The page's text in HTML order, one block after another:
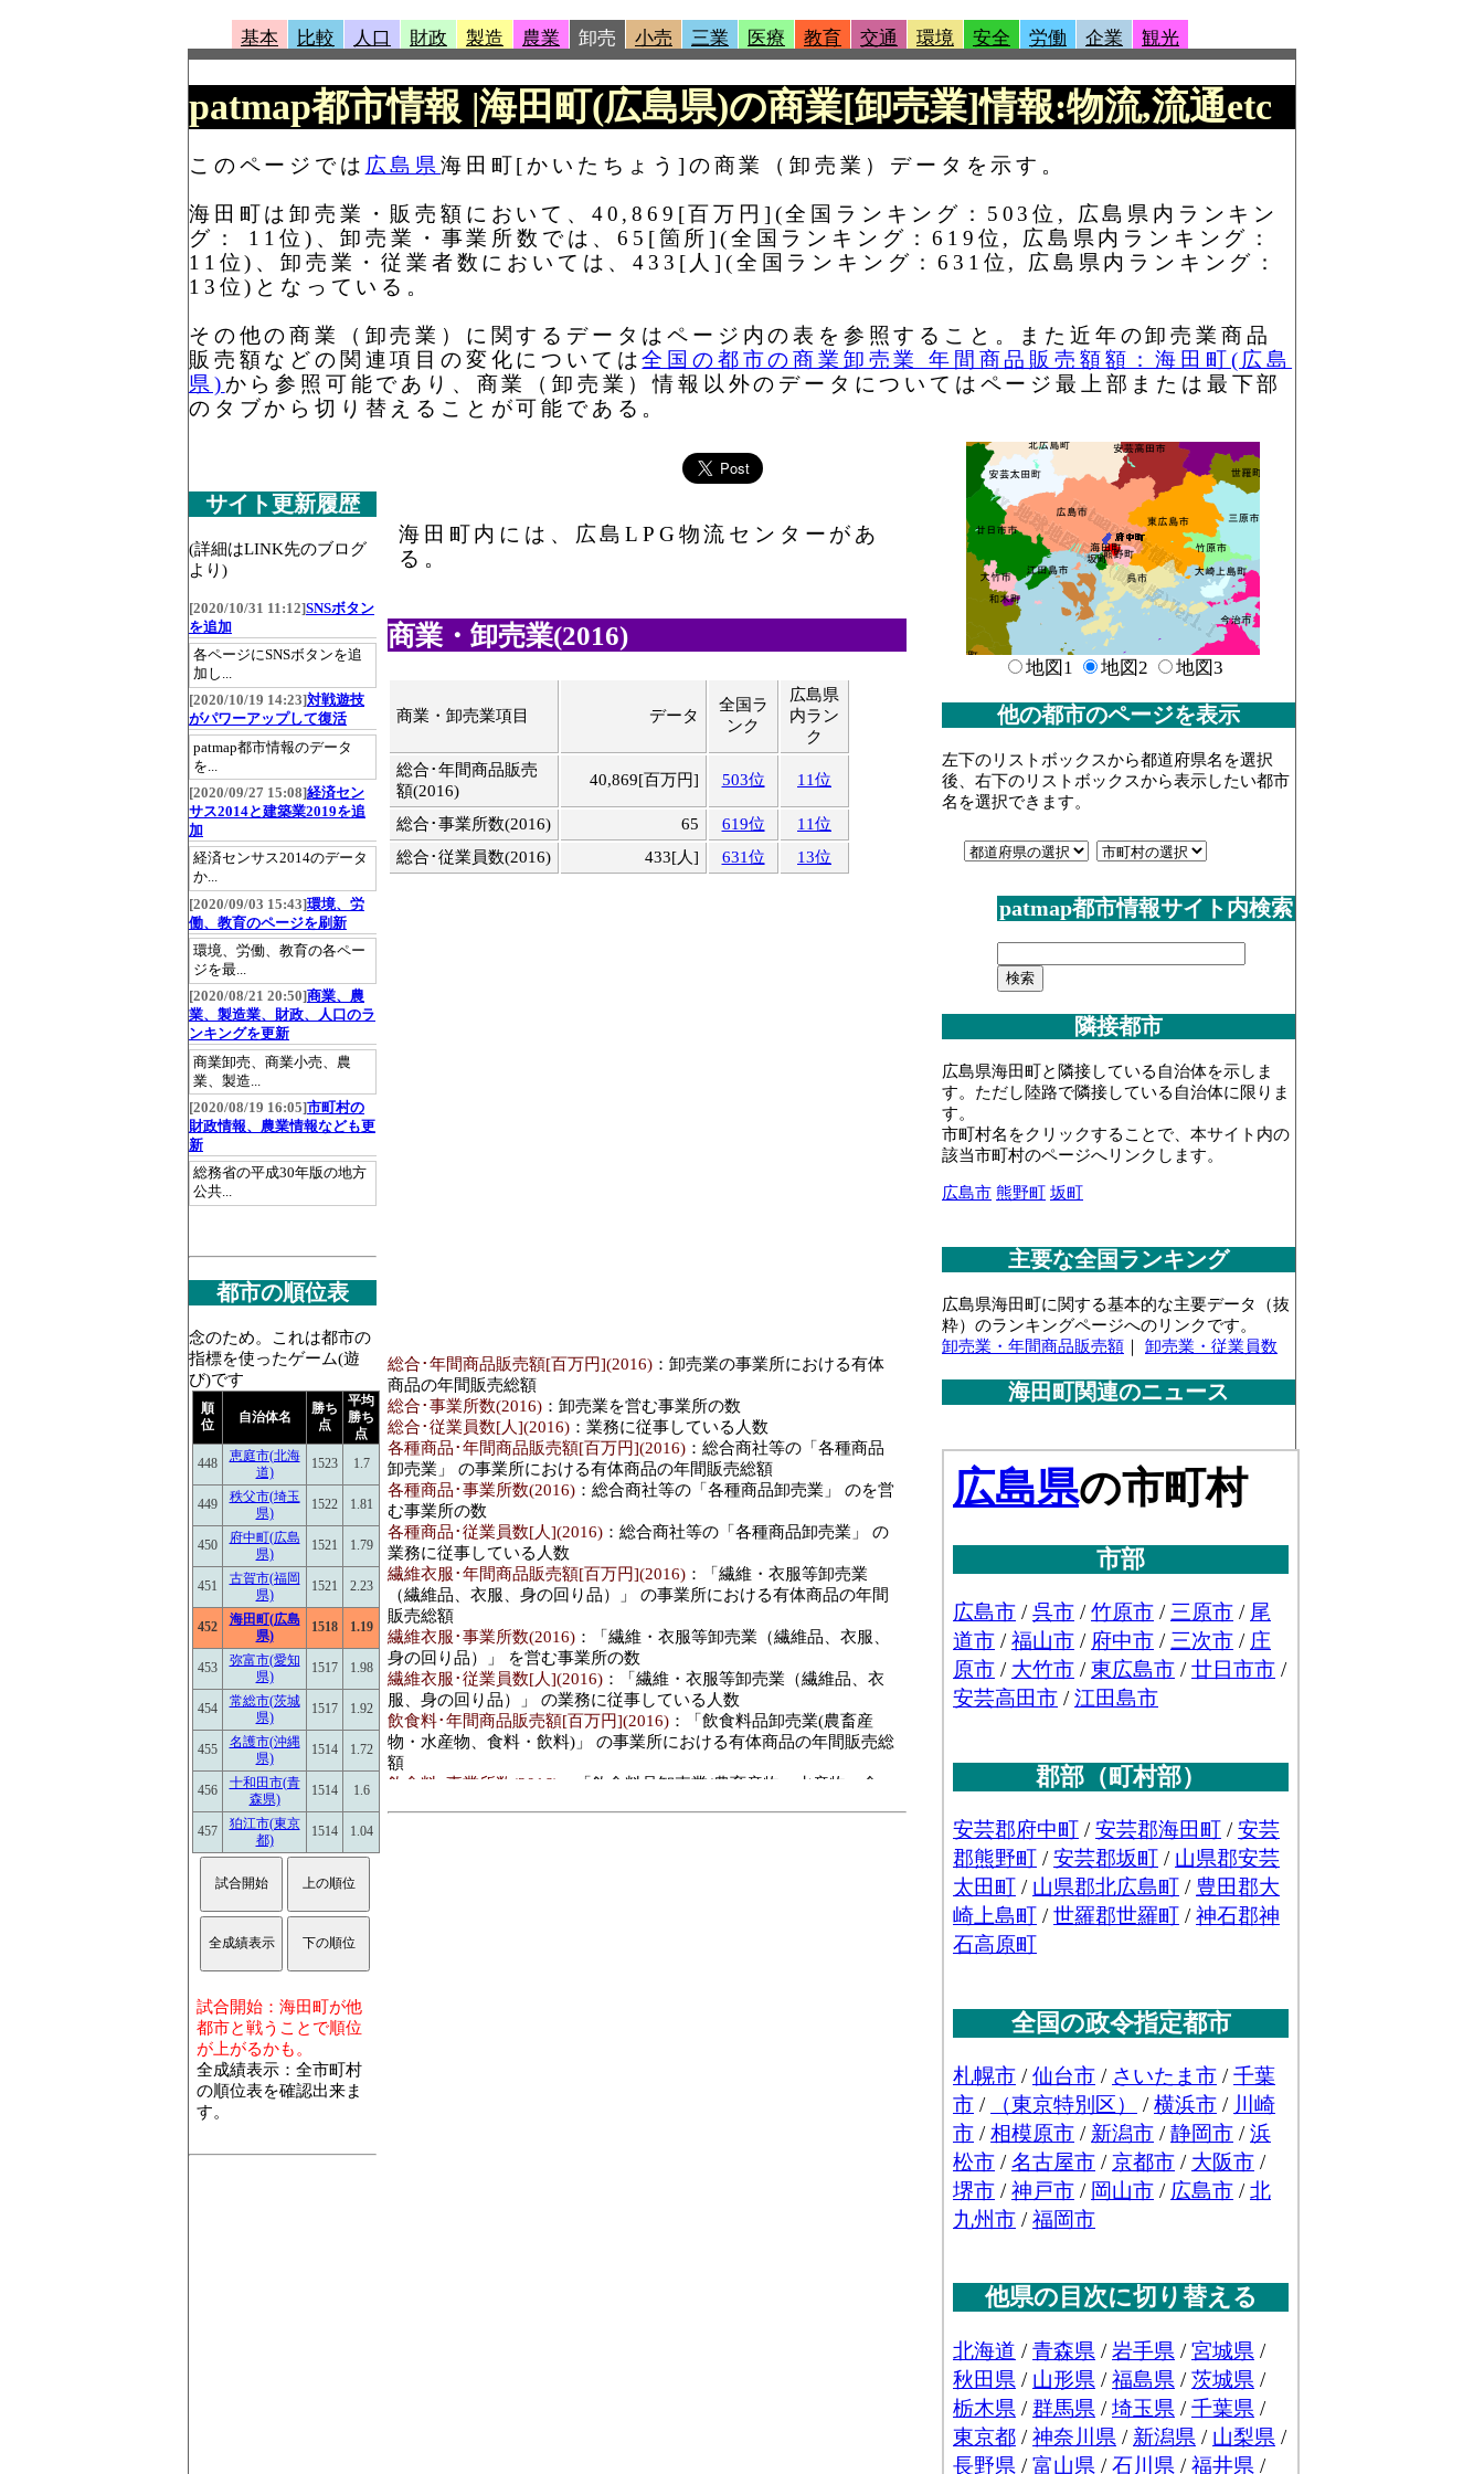
基本 比較 人口 財政 製造 農業 卸売 小売 三業 医療 教育 交通 環境 安全 労働 企業 観光
patmap都市情報 |海田町(広島県)の商業[卸売業]情報:物流,流通etc
このページでは 広島県海田町[かいたちょう]の商業（卸売業）データを示す。
海田町は卸売業・販売額において、40,869[百万円](全国ランキング：503位, 広島県内ランキン
グ： 11位)、卸売業・事業所数では、65[箇所](全国ランキング：619位, 広島県内ランキング：
11位)、卸売業・従業者数においては、433[人](全国ランキング：631位, 広島県内ランキング：
13位)となっている。
その他の商業（卸売業）に関するデータはページ内の表を参照すること。また近年の卸売業商品
販売額などの関連項目の変化については全国の都市の商業卸売業 年間商品販売額額：海田町(広島
県) から参照可能であり、商業（卸売業）情報以外のデータについてはページ最上部または最下部
のタブから切り替えることが可能である。
海田町内には、広島LPG物流センターがあ
る。
商業・卸売業(2016)
商業・卸売業項目 データ
全国ラ
ンク
広島県
内ラン
ク
総合･年間商品販売
額(2016)
40,869[百万円] 503位 11位
総合･事業所数(2016) 65 619位
11位
総合･従業員数(2016)
433[人] 631位 13位
総合･年間商品販売額[百万円](2016) ：卸売業の事業所における有体
商品の年間販売総額
総合･事業所数(2016) ：卸売業を営む事業所の数
総合･従業員数[人](2016) ：業務に従事している人数
各種商品･年間商品販売額[百万円](2016) ：総合商社等の「各種商品
卸売業」 の事業所における有体商品の年間販売総額
各種商品･事業所数(2016) ：総合商社等の「各種商品卸売業」 のを営
む事業所の数
各種商品･従業員数[人](2016) ：総合商社等の「各種商品卸売業」 の
業務に従事している人数
繊維衣服･年間商品販売額[百万円](2016) ：「繊維・衣服等卸売業
（繊維品、衣服、身の回り品）」 の事業所における有体商品の年間
販売総額
繊維衣服･事業所数(2016) ：「繊維・衣服等卸売業（繊維品、衣服、
身の回り品）」 を営む事業所の数
繊維衣服･従業員数[人](2016) ：「繊維・衣服等卸売業（繊維品、衣
服、身の回り品）」 の業務に従事している人数
飲食料･年間商品販売額[百万円](2016) ：「飲食料品卸売業(農畜産
物・水産物、食料・飲料)」 の事業所における有体商品の年間販売総
額
飲食料･事業所数(2016)
：「飲食料品卸売業(農畜産物・水産物、食
サイト更新履歴
(詳細はLINK先のブログ
より)
[2020/10/31 11:12]SNSボタン
を追加
各ページにSNSボタンを追
加し...
[2020/10/19 14:23]対戦遊技
がパワーアップして復活
patmap都市情報のデータ
を...
[2020/09/27 15:08]経済セン
サス2014と建築業2019を追
加
経済センサス2014のデータ
か...
[2020/09/03 15:43]環境、労
働、教育のページを刷新
環境、労働、教育の各ペー
ジを最...
[2020/08/21 20:50]商業、農
業、製造業、財政、人口のラ
ンキングを更新
商業卸売、商業小売、農
業、製造...
[2020/08/19 16:05]市町村の
財政情報、農業情報なども更
新
総務省の平成30年版の地方
公共...
都市の順位表
念のため。これは都市の
指標を使ったゲーム(遊
び)です
順
位
自治体名
勝ち
点
平均
勝ち
点
448
恵庭市(北海
道)
1523 1.7
449
秩父市(埼玉
県)
1522 1.81
450
府中町(広島
県)
1521 1.79
451
古賀市(福岡
県)
1521 2.23
452
海田町(広島
県)
1518 1.19
453
弥富市(愛知
県)
1517 1.98
454
常総市(茨城
県)
1517 1.92
455
名護市(沖縄
県)
1514 1.72
456
十和田市(青
森県)
1514 1.6
457
狛江市(東京
都)
1514 1.04
試合開始：海田町が他
都市と戦うことで順位
が上がるかも。
全成績表示：全市町村
の順位表を確認出来ま
す。
地図1 地図2 地図3
他の都市のページを表示
左下のリストボックスから都道府県名を選択
後、右下のリストボックスから表示したい都市
名を選択できます。
patmap都市情報サイト内検索
隣接都市
広島県海田町と隣接している自治体を示しま
す。ただし陸路で隣接している自治体に限りま
す。
市町村名をクリックすることで、本サイト内の
該当市町村のページへリンクします。
広島市 熊野町 坂町
主要な全国ランキング
広島県海田町に関する基本的な主要データ（抜
粋）のランキングページへのリンクです。
卸売業・年間商品販売額
卸売業・従業員数
海田町関連のニュース